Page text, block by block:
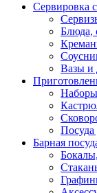
Сервировка
Блюда,
Вазы и
Посуда
Барная